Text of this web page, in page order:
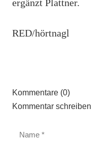
ergänzt Plattner.
RED/hörtnagl
Kommentare (0)
Kommentar schreiben